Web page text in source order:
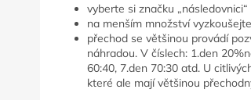
vyberte si značku „následovnici“
na menším množství
přechod se většinou provádí
náhradou. V číslech: 1.den
60:40, 7.den 70:30 atd. U
které ale mají většinou